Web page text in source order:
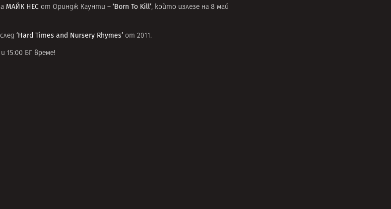
МАЙК НЕС от Ориндж Каунти – ‘Born To Kill’, който излезе на 8 май
‘Hard Times and Nursery Rhymes’ от 2011.
15:00 БГ време!